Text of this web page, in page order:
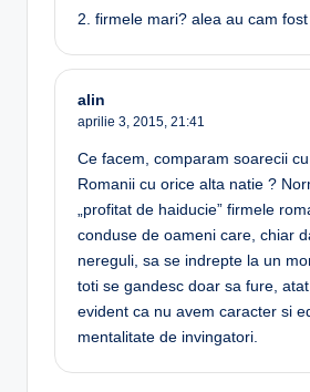
2. firmele mari? alea au cam
alin
aprilie 3, 2015, 21:41
Ce facem, comparam soarecii
Romanii cu orice alta natie ?
„profitat de haiducie” firmele
conduse de oameni care, chiar
nereguli, sa se indrepte la un
toti se gandesc doar sa fure,
evident ca nu avem caracter si
mentalitate de invingatori.